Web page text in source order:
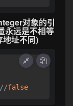
对象的引
永远是不相等
地址不同)
//false